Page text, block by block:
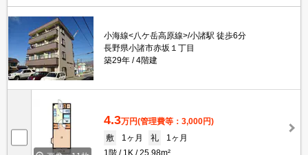
小海線<八ケ岳高原線>/小諸駅 徒歩6分
長野県小諸市赤坂１丁目
築29年
4階建
4.3万円(管理費等：3,000円)
敷
1ヶ月 礼
1ヶ月
1階
1K 25.98m²